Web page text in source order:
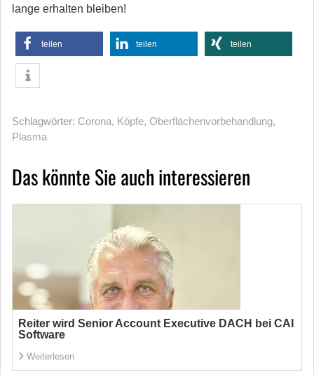
lange erhalten bleiben!
teilen teilen teilen
Schlagwörter: Corona, Köpfe, Oberflächenvorbehandlung,
Plasma
Das könnte Sie auch interessieren
Reiter wird Senior Account Executive DACH bei CAI
Software
Weiterlesen